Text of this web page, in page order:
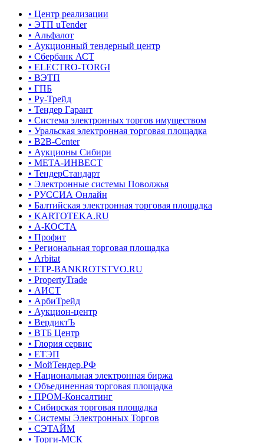
• Центр реализации
• ЭТП uTender
• Альфалот
• Аукционный тендерный центр
• Сбербанк АСТ
• ELECTRO-TORGI
• ВЭТП
• ГПБ
• Ру-Трейд
• Тендер Гарант
• Система электронных торгов имуществом
• Уральская электронная торговая площадка
• B2B-Center
• Аукционы Сибири
• МЕТА-ИНВЕСТ
• ТендерСтандарт
• Электронные системы Поволжья
• РУССИА Онлайн
• Балтийская электронная торговая площадка
• KARTOTEKA.RU
• А-КОСТА
• Профит
• Региональная торговая площадка
• Arbitat
• ETP-BANKROTSTVO.RU
• PropertyTrade
• АИСТ
• АрбиТрейд
• Аукцион-центр
• ВердиктЪ
• ВТБ Центр
• Глория сервис
• ЕТЭП
• МойТендер.РФ
• Национальная электронная биржа
• Объединенная торговая площадка
• ПРОМ-Консалтинг
• Сибирская торговая площадка
• Системы Электронных Торгов
• СЭТАЙМ
• Торги-МСК